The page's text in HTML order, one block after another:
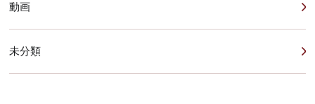
動画
未分類